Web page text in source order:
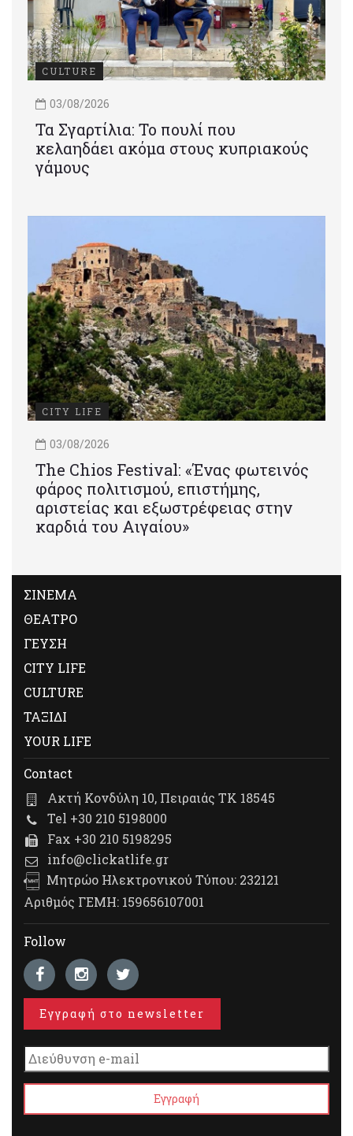
CULTURE
03/08/2026
Τα Σγαρτίλια: Το πουλί που
κελαηδάει ακόμα στους κυπριακούς
γάμους
CITY LIFE
03/08/2026
Τhe Chios Festival: «Ένας φωτεινός
φάρος πολιτισμού, επιστήμης,
αριστείας και εξωστρέφειας στην
καρδιά του Αιγαίου»
ΣΙΝΕΜΑ
ΘΕΑΤΡΟ
ΓΕΥΣΗ
CITY LIFE
CULTURE
ΤΑΞΙΔΙ
YOUR LIFE
Contact
Ακτή Κονδύλη 10, Πειραιάς ΤΚ 18545
Tel +30 210 5198000
Fax +30 210 5198295
info@clickatlife.gr
Μητρώο Ηλεκτρονικού Τύπου: 232121
Αριθμός ΓΕΜΗ: 159656107001
Follow
Εγγραφή στο newsletter